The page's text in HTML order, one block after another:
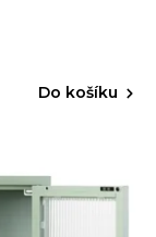
Do košíku